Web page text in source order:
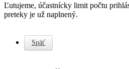
Ľutujeme, účastnícky limit počtu
preteky je už naplnený.
Späť